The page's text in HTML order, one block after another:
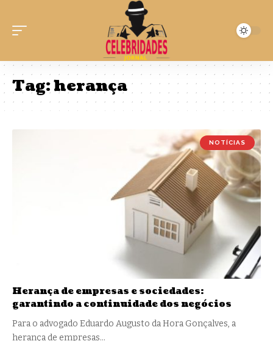
Tag:herança
NOTÍCIAS
Herança de empresas e sociedades:
garantindo a continuidade dos negócios
Para o advogado Eduardo Augusto da Hora Gonçalves, a
herança de empresas…